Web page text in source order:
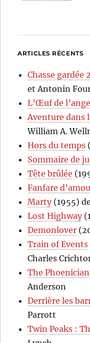
ARTICLES RÉCENTS
Chasse gardée 2
et Antonin
L’Œuf de l’ange
Aventure dans
William A.
Hors du temps
Sommaire de
Tête brûlée
Fanfare
Marty(1955)
Lost Highway
Demonlover
Train of Events
Charles
The
Anderson
Derrière les
Parrott
Twin Peaks :